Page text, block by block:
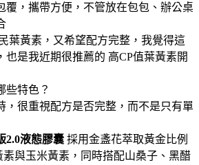
覆，攜帶方便，不管放在包包、辦公桌
葉黃素，又希望配方完整，我覺得這
也是我近期很推薦的 高CP值葉黃素開
些特色？
，很重視配方是否完整，而不是只有單
2.0液態膠囊 採用金盞花萃取黃金比例
素與玉米黃素，同時搭配山桑子、黑醋